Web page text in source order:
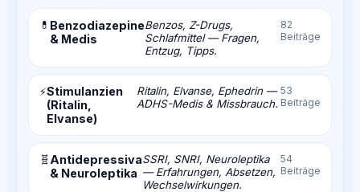
💊 Benzodiazepine
& Medis
Benzos, Z-Drugs,
Schlafmittel — Fragen,
Entzug, Tipps.
82
Beiträge
⚡Stimulanzien
(Ritalin,
Elvanse)
Ritalin, Elvanse, Ephedrin —
ADHS-Medis & Missbrauch.
53
Beiträge
🧬 Antidepressiva
& Neuroleptika
SSRI, SNRI, Neuroleptika
— Erfahrungen, Absetzen,
Wechselwirkungen.
54
Beiträge